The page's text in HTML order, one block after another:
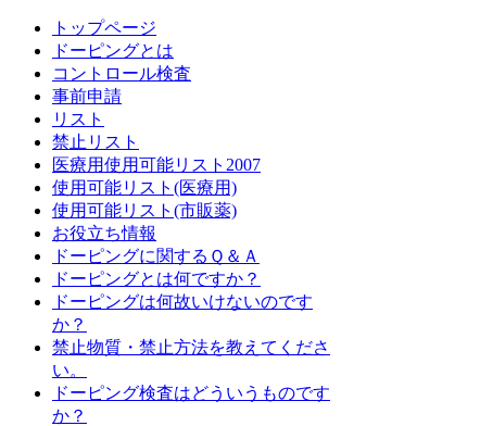
トップページ
ドーピングとは
コントロール検査
事前申請
リスト
禁止リスト
医療用使用可能リスト2007
使用可能リスト(医療用)
使用可能リスト(市販薬)
お役立ち情報
ドーピングに関するＱ＆Ａ
ドーピングとは何ですか？
ドーピングは何故いけないのです
か？
禁止物質・禁止方法を教えてくださ
い。
ドーピング検査はどういうものです
か？